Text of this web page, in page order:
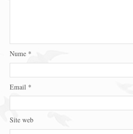
Nume *
Email *
Site web